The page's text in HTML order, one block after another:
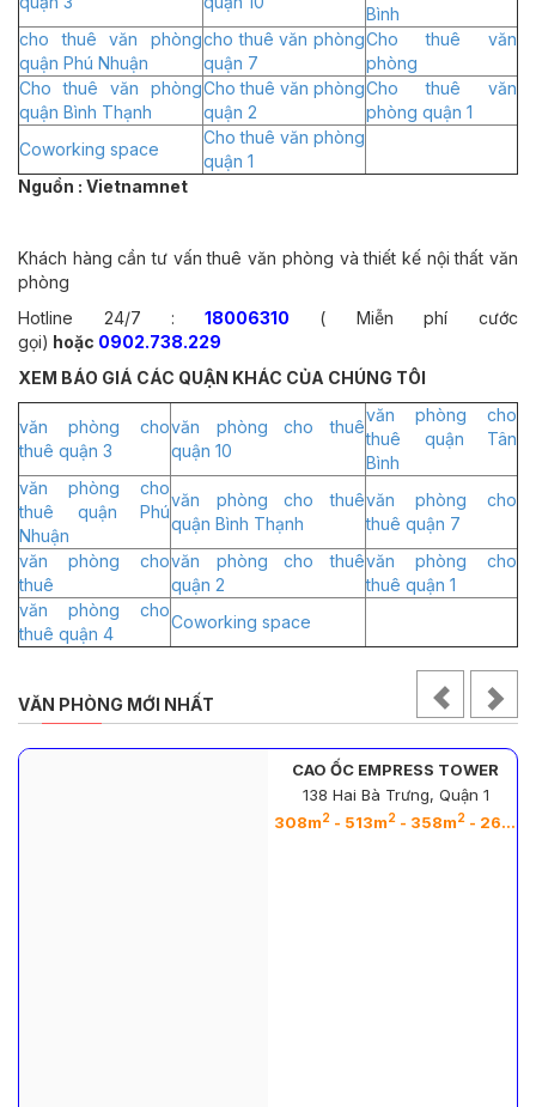
Bình
cho thuê văn phòng
quận Phú Nhuận
cho thuê văn phòng
quận 7
Cho thuê văn
phòng
Cho thuê văn phòng
quận Bình Thạnh
Cho thuê văn phòng
quận 2
Cho thuê văn
phòng quận 1
Coworking space
Cho thuê văn phòng
quận 1
Nguồn : Vietnamnet
Khách hàng cần tư vấn thuê văn phòng và thiết kế nội thất văn
phòng
Hotline 24/7 :
18006310
( Miễn phí cước
gọi) hoặc 0902.738.229
XEM BÁO GIÁ CÁC QUẬN KHÁC CỦA CHÚNG TÔI
văn phòng cho
thuê quận 3
văn phòng cho thuê
quận 10
văn phòng cho
thuê quận Tân
Bình
văn phòng cho
thuê quận Phú
Nhuận
văn phòng cho thuê
quận Bình Thạnh
văn phòng cho
thuê quận 7
văn phòng cho
thuê
văn phòng cho thuê
quận 2
văn phòng cho
thuê quận 1
văn phòng cho
thuê quận 4
Coworking space
VĂN PHÒNG MỚI NHẤT
CAO ỐC EMPRESS TOWER
138 Hai Bà Trưng, Quận 1
308m2 - 513m2 - 358m2 - 263m